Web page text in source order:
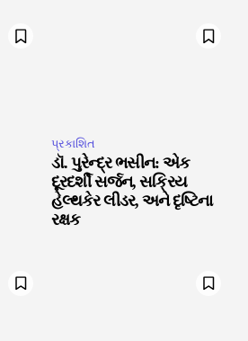
પ્રકાશિત
ડૉ. પુરેન્દ્ર ભસીન: એક
દૂરદર્શી સર્જન, સક્રિય
હેલ્થકેર લીડર, અને દૃષ્ટિના
રક્ષક